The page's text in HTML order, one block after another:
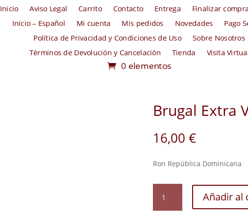
Inicio Aviso Legal Carrito Contacto Entrega Finalizar
Inicio – Español
Mi cuenta Mis pedidos Novedades
Pago
Política de Privacidad y Condiciones de Uso
Sobre Nosotros
Términos de Devolución y Cancelación
Tienda Visita
0 elementos
Brugal Extra
16,00 €
Ron República Dominicana
Extra
Viejo
Añadir al